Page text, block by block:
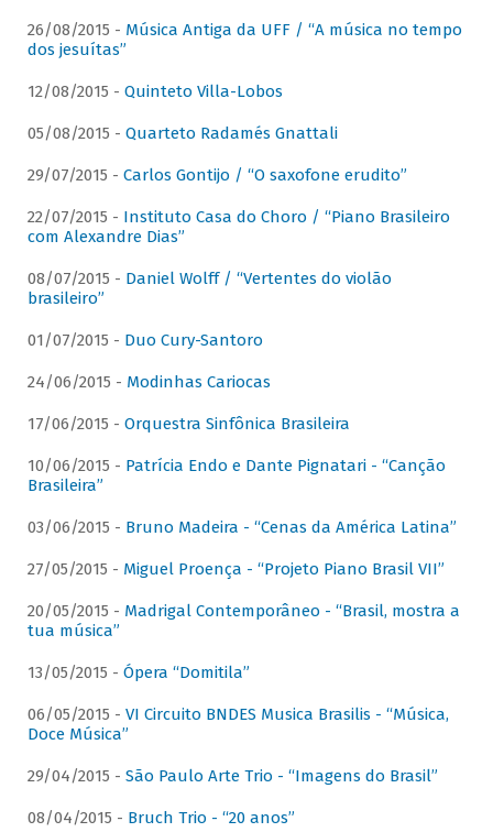
26/08/2015 - Música Antiga da UFF / “A música no tempo
dos jesuítas”
12/08/2015 - Quinteto Villa-Lobos
05/08/2015 - Quarteto Radamés Gnattali
29/07/2015 - Carlos Gontijo / “O saxofone erudito”
22/07/2015 - Instituto Casa do Choro / “Piano Brasileiro
com Alexandre Dias”
08/07/2015 - Daniel Wolff / “Vertentes do violão
brasileiro”
01/07/2015 - Duo Cury-Santoro
24/06/2015 - Modinhas Cariocas
17/06/2015 - Orquestra Sinfônica Brasileira
10/06/2015 - Patrícia Endo e Dante Pignatari - “Canção
Brasileira”
03/06/2015 - Bruno Madeira - “Cenas da América Latina”
27/05/2015 - Miguel Proença - “Projeto Piano Brasil VII”
20/05/2015 - Madrigal Contemporâneo - “Brasil, mostra a
tua música”
13/05/2015 - Ópera “Domitila”
06/05/2015 - VI Circuito BNDES Musica Brasilis - “Música,
Doce Música”
29/04/2015 - São Paulo Arte Trio - “Imagens do Brasil”
08/04/2015 - Bruch Trio - “20 anos”